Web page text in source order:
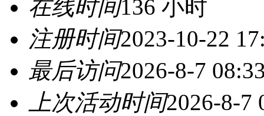
在线时间136 小时
注册时间2023-10-22
最后访问2026-8-7
上次活动时间2026-8-7